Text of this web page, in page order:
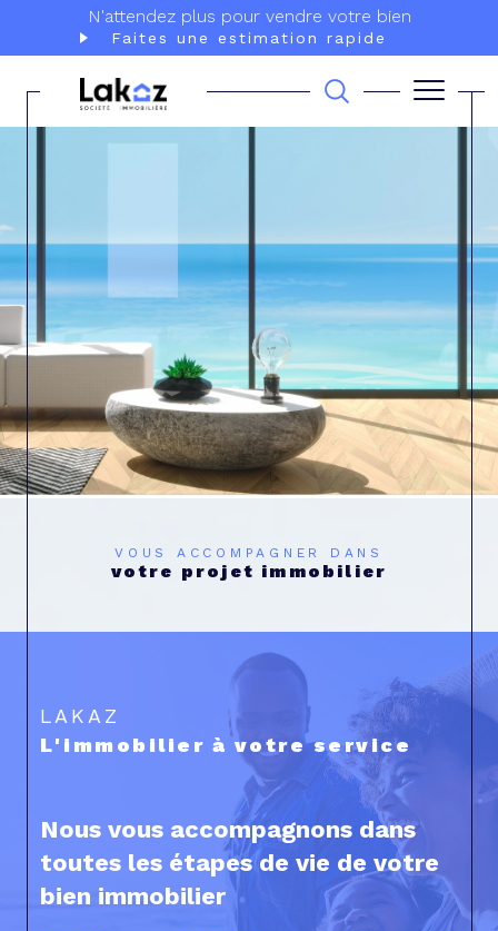
N'attendez plus pour vendre votre bien
Faites une estimation rapide
VOUS ACCOMPAGNER DANS
votre projet immobilier
LAKAZ
L'immobilier à votre service
Nous vous accompagnons dans
toutes les étapes de vie de votre
bien immobilier